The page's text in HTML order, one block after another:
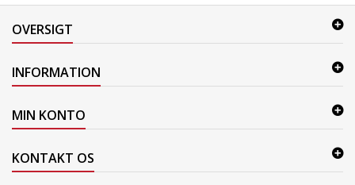
OVERSIGT
INFORMATION
MIN KONTO
KONTAKT OS